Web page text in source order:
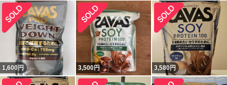
1,600円 3,500円 3,580円